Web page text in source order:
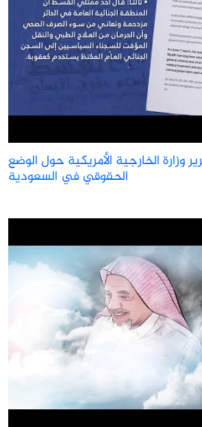
وزارة الخارجية الأمريكية حول الوضع
الحقوقي في السعودية